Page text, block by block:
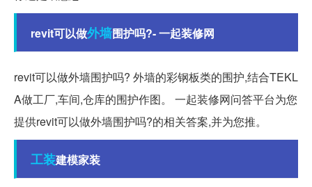
revit可以做外墙围护吗?- 一起装修网
revit可以做外墙围护吗? 外墙的彩钢板类的围护,结合TEKL
A做工厂,车间,仓库的围护作图。 一起装修网问答平台为您
提供revit可以做外墙围护吗?的相关答案,并为您推。
工装建模家装